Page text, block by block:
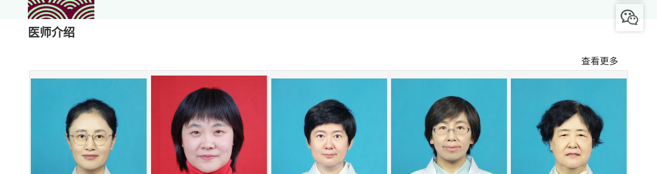
服务。
肾脏内科诊疗范围：
若患者尿常规检查提示尿蛋白及潜血阳性（±～++++）等，且自觉尿色异常、尿量异常、尿频、尿急、尿痛、排尿不畅、
泡沫尿、夜尿增多、水肿、腰困、腰痛、腹胀、乏力、纳差、食欲不振、呕吐、胸憋、气紧、头晕、头痛、视物模糊等症状，
需就诊肾脏内科。若患者出现皮疹、关节痛、头晕、乏力、面部红斑等，且伴有蛋白尿、血尿、水肿等症状，应考虑涉及各种
继发性肾脏疾病，包括高血压肾损害、狼疮性肾炎、血管炎肾损害、过敏性紫癜性肾炎、糖尿病肾病、高尿酸肾损害等，也需
医师介绍
查看更多